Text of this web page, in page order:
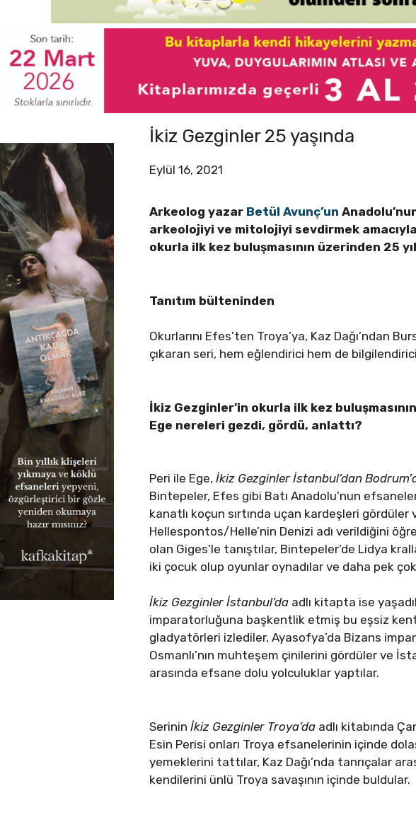
İkiz Gezginler 25 yaşında
Eylül 16, 2021
Arkeolog yazar Betül Avunç’un
arkeolojiyi ve mitolojiyi sevdirmek amacıyla
okurla ilk kez buluşmasının üzerinden 25
Tanıtım bülteninden
Okurlarını Efes’ten Troya’ya, Kaz Dağı’ndan
çıkaran seri, hem eğlendirici hem de
İkiz Gezginler’in okurla ilk kez
Ege nereleri gezdi, gördü, anlattı?
Peri ile Ege,İkiz Gezginler İstanbul’dan
Bintepeler, Efes gibi Batı Anadolu’nun
kanatlı koçun sırtında uçan kardeşleri
Hellespontos/Helle’nin Denizi adı verildiğini
olan Giges’le tanıştılar, Bintepeler’de Lidya
iki çocuk olup oyunlar oynadılar ve daha pek
İkiz Gezginler İstanbul’da adlı kitapta ise
imparatorluğuna başkentlik etmiş bu eşsiz
gladyatörleri izlediler, Ayasofya’da Bizans
Osmanlı’nın muhteşem çinilerini gördüler ve
arasında efsane dolu yolculuklar yaptılar.
Serininİkiz Gezginler Troya’da adlı kitabında
Esin Perisi onları Troya efsanelerinin içinde
yemeklerini tattılar, Kaz Dağı’nda tanrıçalar
kendilerini ünlü Troya savaşının içinde buldular.